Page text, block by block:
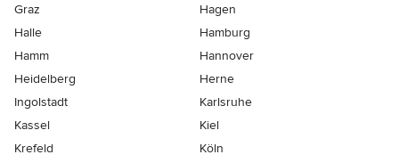
Graz
Hagen
Halle
Hamburg
Hamm
Hannover
Heidelberg
Herne
Ingolstadt
Karlsruhe
Kassel
Kiel
Krefeld
Köln